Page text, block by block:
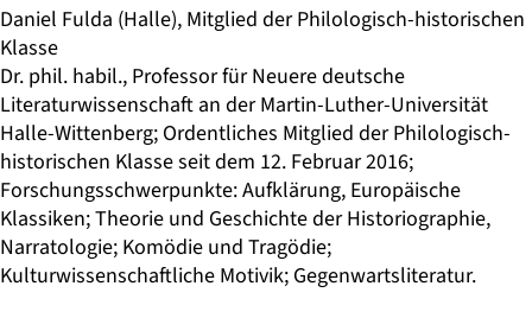
Daniel Fulda (Halle), Mitglied der Philologisch-historischen
Klasse
Dr. phil. habil., Professor für Neuere deutsche
Literaturwissenschaft an der Martin-Luther-Universität
Halle-Wittenberg; Ordentliches Mitglied der Philologisch-
historischen Klasse seit dem 12. Februar 2016;
Forschungsschwerpunkte: Aufklärung, Europäische
Klassiken; Theorie und Geschichte der Historiographie,
Narratologie; Komödie und Tragödie;
Kulturwissenschaftliche Motivik; Gegenwartsliteratur.